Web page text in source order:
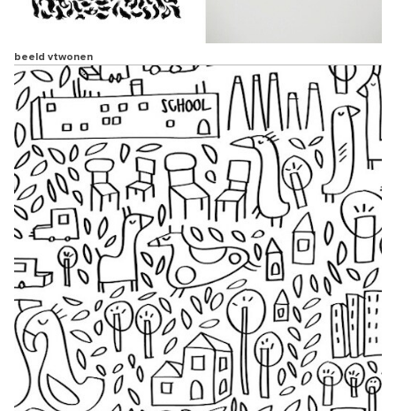
beeld vtwonen